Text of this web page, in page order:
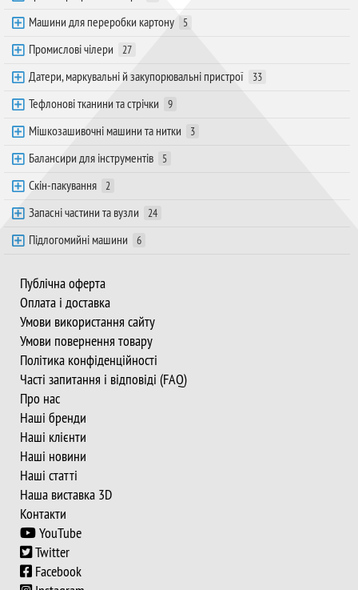
Машини для переробки картону 5
Промислові чілери 27
Датери, маркувальні й закупорювальні пристрої 33
Тефлонові тканини та стрічки 9
Мішкозашивочні машини та нитки 3
Балансири для інструментів 5
Скін-пакування 2
Запасні частини та вузли 24
Підлогомийні машини 6
Публічна оферта
Оплата і доставка
Умови використання сайту
Умови повернення товару
Політика конфіденційності
Часті запитання і відповіді (FAQ)
Про нас
Наші бренди
Наші клієнти
Наші новини
Наші статті
Наша виставка 3D
Контакти
YouTube
Twitter
Facebook